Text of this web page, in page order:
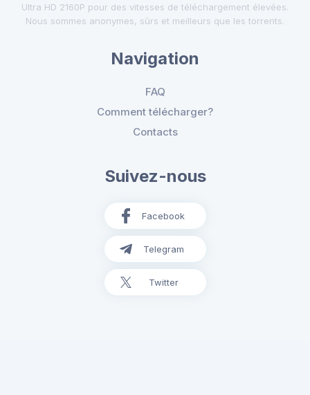
Ultra HD 2160P pour des vitesses de téléchargement élevées.
Nous sommes anonymes, sûrs et meilleurs que les torrents.
Navigation
FAQ
Comment télécharger?
Contacts
Suivez-nous
Facebook
Telegram
Twitter